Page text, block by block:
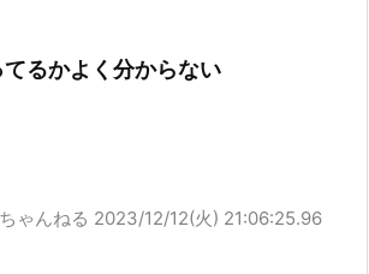
るかよく分からない
ゃんねる 2023/12/12(火) 21:06:25.96